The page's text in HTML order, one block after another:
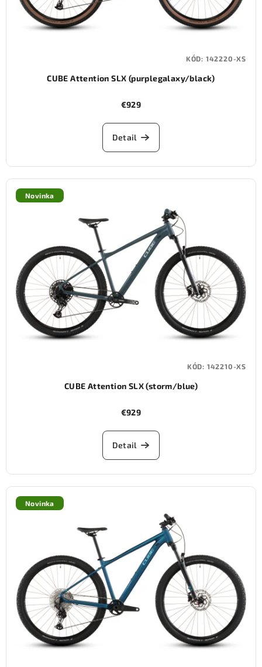
CUBE Attention SLX (purplegalaxy/black)
€929
Detail
KÓD: 142220-XS
Novinka
CUBE Attention SLX (storm/blue)
€929
Detail
KÓD: 142210-XS
Novinka